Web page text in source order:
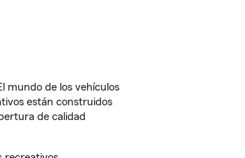
mundo de los vehículos
están construidos
de calidad